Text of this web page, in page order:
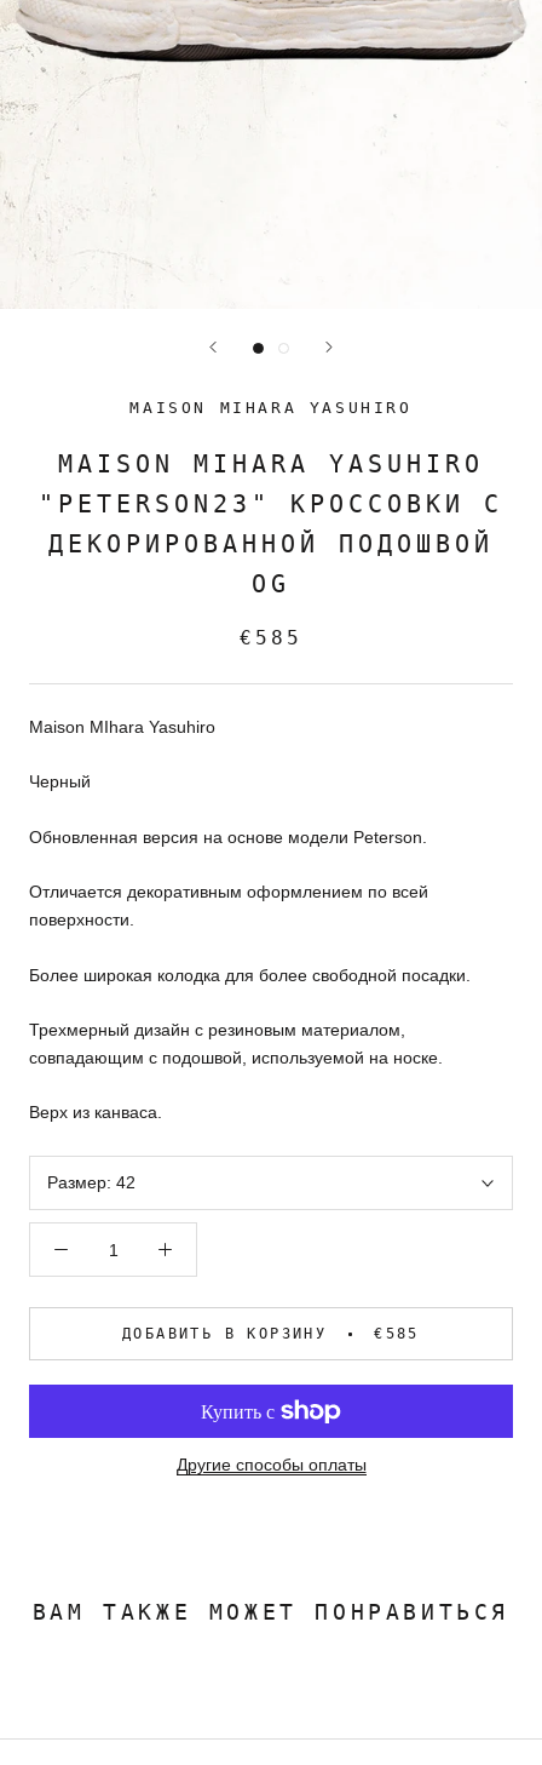
MAISON MIHARA YASUHIRO
MAISON MIHARA YASUHIRO
"PETERSON23" КРОССОВКИ С
ДЕКОРИРОВАННОЙ ПОДОШВОЙ
OG
€585
Maison MIhara Yasuhiro
Черный
Обновленная версия на основе модели Peterson.
Отличается декоративным оформлением по всей
поверхности.
Более широкая колодка для более свободной посадки.
Трехмерный дизайн с резиновым материалом,
совпадающим с подошвой, используемой на носке.
Верх из канваса.
Размер: 42
ДОБАВИТЬ В КОРЗИНУ €585
Другие способы оплаты
ВАМ ТАКЖЕ МОЖЕТ ПОНРАВИТЬСЯ